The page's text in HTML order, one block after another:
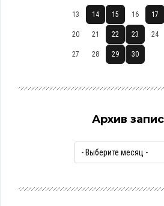
13 14 15 16 17
20 21 22 23 24
27 28 29 30
Архив